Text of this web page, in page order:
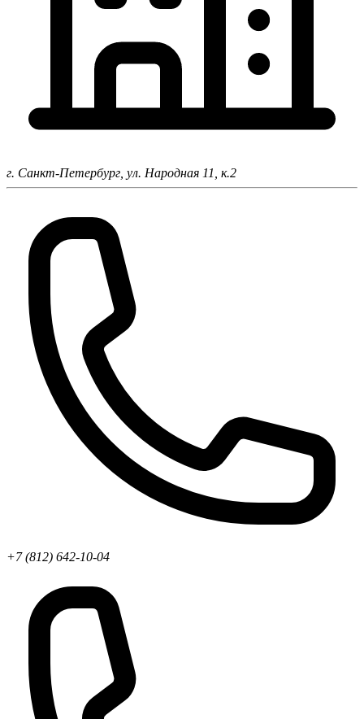
г. Санкт-Петербург, ул. Народная 11, к.2
+7 (812) 642-10-04